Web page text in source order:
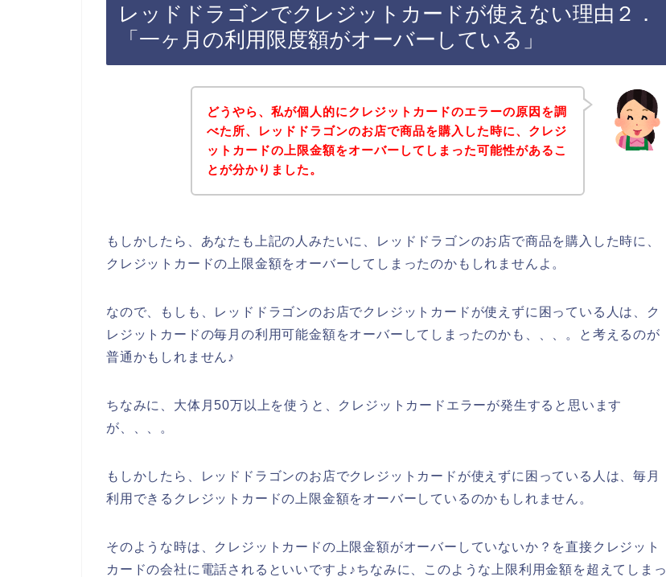
レッドドラゴンでクレジットカードが使えない理由２．
「一ヶ月の利用限度額がオーバーしている」
どうやら、私が個人的にクレジットカードのエラーの原因を調
べた所、レッドドラゴンのお店で商品を購入した時に、クレジ
ットカードの上限金額をオーバーしてしまった可能性があるこ
とが分かりました。
もしかしたら、あなたも上記の人みたいに、レッドドラゴンのお店で商品を購入した時に、
クレジットカードの上限金額をオーバーしてしまったのかもしれませんよ。
なので、もしも、レッドドラゴンのお店でクレジットカードが使えずに困っている人は、ク
レジットカードの毎月の利用可能金額をオーバーしてしまったのかも、、、。と考えるのが
普通かもしれません♪
ちなみに、大体月50万以上を使うと、クレジットカードエラーが発生すると思います
が、、、。
もしかしたら、レッドドラゴンのお店でクレジットカードが使えずに困っている人は、毎月
利用できるクレジットカードの上限金額をオーバーしているのかもしれません。
そのような時は、クレジットカードの上限金額がオーバーしていないか？を直接クレジット
カードの会社に電話されるといいですよ♪ちなみに、このような上限利用金額を超えてしまっ